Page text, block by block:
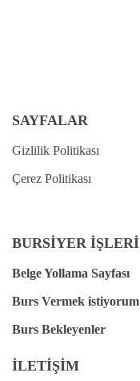
SAYFALAR
Gizlilik Politikası
Çerez Politikası
BURSİYER İŞLERİ
Belge Yollama Sayfası
Burs Vermek istiyorum
Burs Bekleyenler
İLETİŞİM